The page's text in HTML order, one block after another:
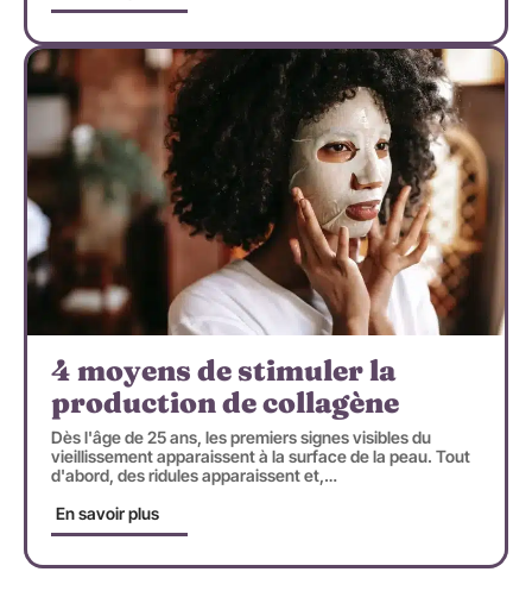
4 moyens de stimuler la
production de collagène
Dès l'âge de 25 ans, les premiers signes visibles du
vieillissement apparaissent à la surface de la peau. Tout
d'abord, des ridules apparaissent et,…
En savoir plus